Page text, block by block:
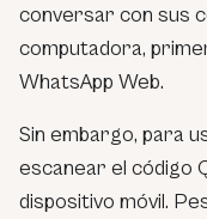
conversar con sus
computadora,
WhatsApp Web.
Sin embargo, para
escanear el código
dispositivo móvil.